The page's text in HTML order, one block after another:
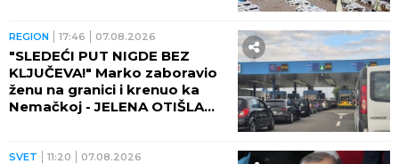
REGION 17:46 07.08.2026
"SLEDEĆI PUT NIGDE BEZ
KLJUČEVA!" Marko zaboravio
ženu na granici i krenuo ka
Nemačkoj - JELENA OTIŠLA
SVET 11:20 07.08.2026